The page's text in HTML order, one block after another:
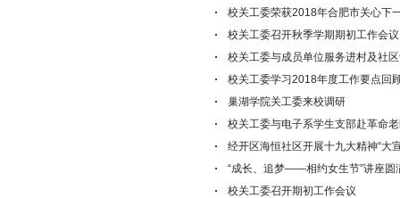
校关工委荣获2018年合肥市关心下
校关工委召开秋季学期期初工作会议
校关工委与成员单位服务进村及社
校关工委学习2018年度工作要点回
巢湖学院关工委来校调研
校关工委与电子系学生支部赴革命
经开区海恒社区开展十九大精神“大
“成长、追梦——相约女生节”讲座圆
校关工委召开期初工作会议